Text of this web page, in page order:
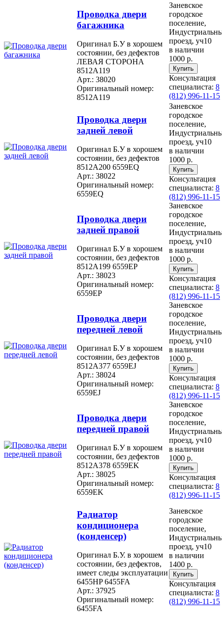
Проводка двери
багажника
Оригинал Б.У в хорошем
состоянии, без дефектов
ЛЕВАЯ СТОРОНА
8512A119
Арт.: 38020
Оригинальный номер:
8512A119
Заневское
городское
поселение,
проезд, уч10
в наличии
1000 р.
Консультация
специалиста: 8
(812) 996-11-15
Проводка двери
задней левой
Оригинал Б.У в хорошем
состоянии, без дефектов
8512A200 6559EQ
Арт.: 38022
Оригинальный номер:
6559EQ
Заневское
городское
поселение,
проезд, уч10
в наличии
1000 р.
Консультация
специалиста: 8
(812) 996-11-15
Проводка двери
задней правой
Оригинал Б.У в хорошем
состоянии, без дефектов
8512A199 6559EP
Арт.: 38023
Оригинальный номер:
6559EP
Заневское
городское
поселение,
проезд, уч10
в наличии
1000 р.
Консультация
специалиста: 8
(812) 996-11-15
Проводка двери
передней левой
Оригинал Б.У в хорошем
состоянии, без дефектов
8512A377 6559EJ
Арт.: 38024
Оригинальный номер:
6559EJ
Заневское
городское
поселение,
проезд, уч10
в наличии
1000 р.
Консультация
специалиста: 8
(812) 996-11-15
Проводка двери
передней правой
Оригинал Б.У в хорошем
состоянии, без дефектов
8512A378 6559EK
Арт.: 38025
Оригинальный номер:
6559EK
Заневское
городское
поселение,
проезд, уч10
в наличии
1000 р.
Консультация
специалиста: 8
(812) 996-11-15
Радиатор
кондиционера
(конденсер)
Оригинал Б.У. в хорошем
состоянии, без дефектов,
имеет следы эксплуатации
6455HP 6455FA
Арт.: 37925
Оригинальный номер:
6455FA
Заневское
городское
поселение,
проезд, уч10
в наличии
1400 р.
Консультация
специалиста: 8
(812) 996-11-15